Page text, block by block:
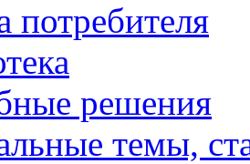
потребителя
решения
темы,